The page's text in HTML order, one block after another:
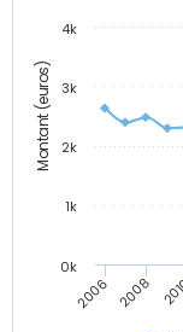
Montant (euros)
2006 2008
0k
1k
2k
3k
4k